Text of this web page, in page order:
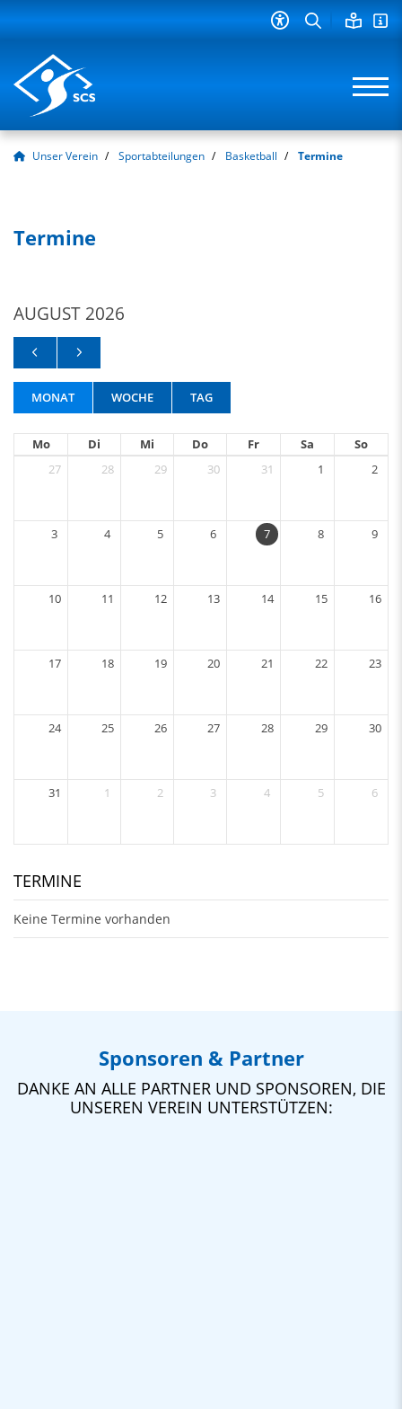
Unser Verein Sportabteilungen Basketball Termine
Termine
AUGUST 2026
MONAT WOCHE TAG
Mo Di Mi Do Fr Sa
So
27
28 29 30 31 1 2
3 4 5 6 7 8 9
10 11 12 13 14 15 16
17 18 19 20 21 22 23
24 25 26 27 28 29 30
31 1 2 3 4 5 6
TERMINE
Keine Termine vorhanden
Sponsoren & Partner
DANKE AN ALLE PARTNER UND SPONSOREN, DIE
UNSEREN VEREIN UNTERSTÜTZEN: